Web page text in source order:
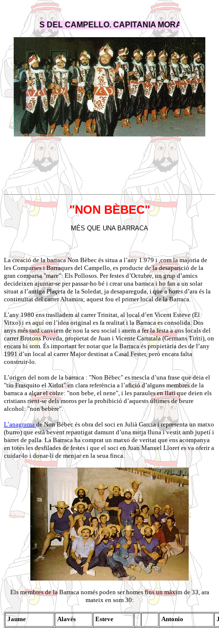
DEL CAMPELLO. CAPITANIA MORA 1.997
"NON BÈBEC"
MÉS QUE UNA BARRACA
La creació de la barraca Non Bèbec és situa a l’any 1.979 i ,com la majoria de
les Comparses i Barraques del Campello, es producte de la desaparició de la
gran comparsa "mare": Els Pollosos. Per festes d’Octubre, un grup d’amics
decideixen ajuntar-se per passar-ho bé i crear una barraca i ho fan a un solar
situat a l’antiga Plaçeta de la Soledat, ja desapareguda, i que a hores d’ara és la
continuïtat del carrer Altamira; aquest fou el primer local de la Barraca.
L’any 1980 ens traslladem al carrer Trinitat, al local d’en Vicent Esteve (El
Vitxo) i es aquí on l’idea original es fa realitat i la Barraca es consolida. Dos
anys més tard canviem de nou la seu social i anem a fer la festa a uns locals del
carrer Brotons Poveda, propietat de Juan i Vicente Carratala (Germans Tiriti), on
encara hi som. És important fer notar que la Barraca és propietària des de l’any
1991 d’un local al carrer Major destinat a Casal Fester, però encara falta
construir-lo.
L’origen del nom de la barraca : "Non Bèbec" es mescla d’una frase que deia el
"tio Frasquito el Xirlot" en clara referència a l’afició d’alguns membres de la
barraca a alçar el colze: "non bebe, el nene", i les paraules en llatí que deien els
cristians rient-se dels moros per la prohibició d’aquests últimes de beure
alcohol: "non bebere".
L’anagramade Non Bèbec és obra del soci en Julià Garcia i representa un matxo
(burro) que està bevent repantigat damunt d’una mitja lluna i vestit amb jupetí i
barret de palla. La Barraca ha comprat un matxo de veritat que ens acompanya
en totes les desfilades de festes i que el soci en Juan Manuel Lloret es va oferir a
cuidar-lo i donar-li de menjar en la seua finca.
Els membres de la Barraca només poden ser homes fins un màxim de 33, ara
mateix en som 30:
Jaume Alavés Esteve Antonio